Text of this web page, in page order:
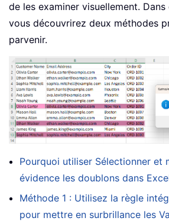
de les examiner visuellement.
vous découvrirez deux méthodes
parvenir.
Pourquoi utiliser Sélectionner et
évidence les doublons dans
Méthode 1 : Utilisez la règle
pour mettre en surbrillance les